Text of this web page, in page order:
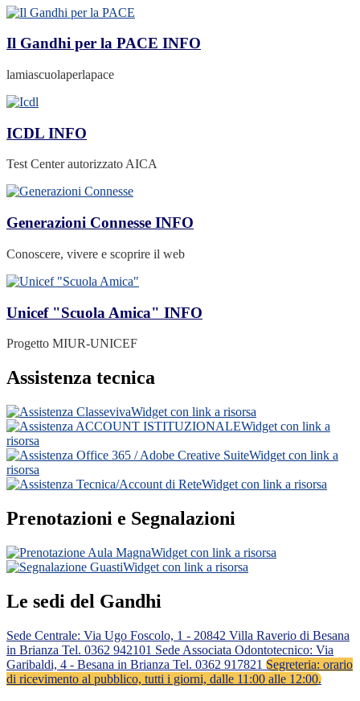
Il Gandhi per la PACE INFO
lamiascuolaperlapace
ICDL INFO
Test Center autorizzato AICA
Generazioni Connesse INFO
Conoscere, vivere e scoprire il web
Unicef "Scuola Amica" INFO
Progetto MIUR-UNICEF
Assistenza tecnica
Widget con link a risorsa
Widget con link a
risorsa
Widget con link a
risorsa
Widget con link a risorsa
Prenotazioni e Segnalazioni
Widget con link a risorsa
Widget con link a risorsa
Le sedi del Gandhi
Sede Centrale: Via Ugo Foscolo, 1 - 20842 Villa Raverio di Besana
in Brianza Tel. 0362 942101 Sede Associata Odontotecnico: Via
Garibaldi, 4 - Besana in Brianza Tel. 0362 917821 Segreteria: orario
di ricevimento al pubblico, tutti i giorni, dalle 11:00 alle 12:00.